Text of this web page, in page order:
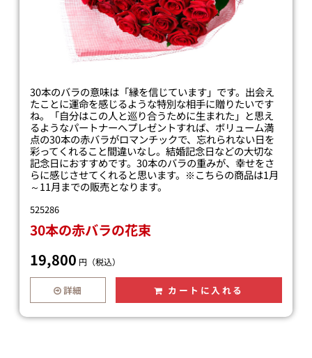
30本のバラの意味は「縁を信じています」です。出会え
たことに運命を感じるような特別な相手に贈りたいです
ね。「自分はこの人と巡り合うために生まれた」と思え
るようなパートナーへプレゼントすれば、ボリューム満
点の30本の赤バラがロマンチックで、忘れられない日を
彩ってくれること間違いなし。結婚記念日などの大切な
記念日におすすめです。30本のバラの重みが、幸せをさ
らに感じさせてくれると思います。※こちらの商品は1月
～11月までの販売となります。
525286
30本の赤バラの花束
19,800 円（税込）
詳細 カートに入れる